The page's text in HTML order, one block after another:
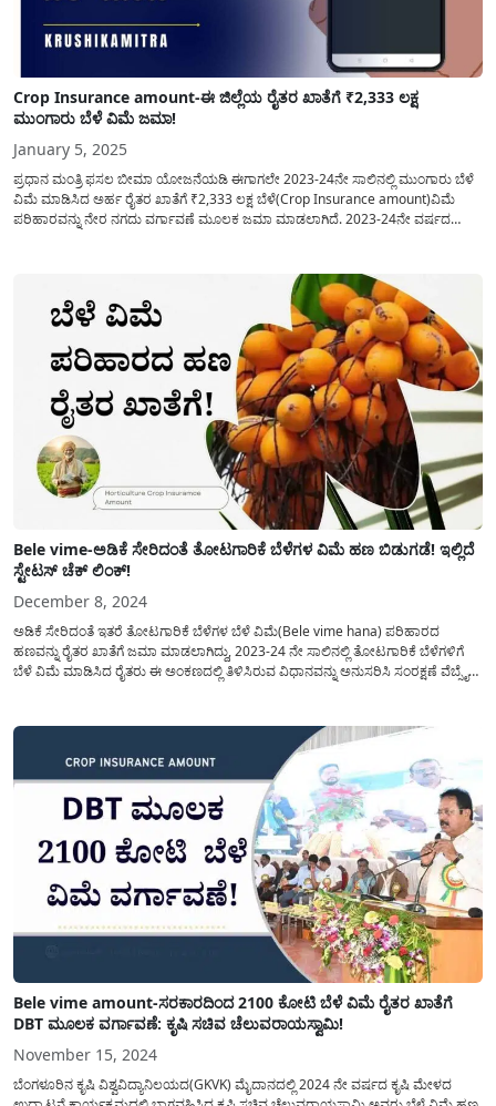
Crop Insurance amount-ಈ ಜಿಲ್ಲೆಯ ರೈತರ ಖಾತೆಗೆ ₹2,333 ಲಕ್ಷ
ಮುಂಗಾರು ಬೆಳೆ ವಿಮೆ ಜಮಾ!
January 5, 2025
ಪ್ರಧಾನ ಮಂತ್ರಿ ಫಸಲ ಬೀಮಾ ಯೋಜನೆಯಡಿ ಈಗಾಗಲೇ 2023-24ನೇ ಸಾಲಿನಲ್ಲಿ ಮುಂಗಾರು ಬೆಳೆ
ವಿಮೆ ಮಾಡಿಸಿದ ಅರ್ಹ ರೈತರ ಖಾತೆಗೆ ₹2,333 ಲಕ್ಷ ಬೆಳೆ(Crop Insurance amount)ವಿಮೆ
ಪರಿಹಾರವನ್ನು ನೇರ ನಗದು ವರ್ಗಾವಣೆ ಮೂಲಕ ಜಮಾ ಮಾಡಲಾಗಿದೆ. 2023-24ನೇ ವರ್ಷದ
Bele vime-ಅಡಿಕೆ ಸೇರಿದಂತೆ ತೋಟಗಾರಿಕೆ ಬೆಳೆಗಳ ವಿಮೆ ಹಣ ಬಿಡುಗಡೆ! ಇಲ್ಲಿದೆ
ಸ್ಟೇಟಸ್ ಚೆಕ್ ಲಿಂಕ್!
December 8, 2024
ಅಡಿಕೆ ಸೇರಿದಂತೆ ಇತರೆ ತೋಟಗಾರಿಕೆ ಬೆಳೆಗಳ ಬೆಳೆ ವಿಮೆ(Bele vime hana) ಪರಿಹಾರದ
ಹಣವನ್ನು ರೈತರ ಖಾತೆಗೆ ಜಮಾ ಮಾಡಲಾಗಿದ್ದು, 2023-24 ನೇ ಸಾಲಿನಲ್ಲಿ ತೋಟಗಾರಿಕೆ ಬೆಳೆಗಳಿಗೆ
ಬೆಳೆ ವಿಮೆ ಮಾಡಿಸಿದ ರೈತರು ಈ ಅಂಕಣದಲ್ಲಿ ತಿಳಿಸಿರುವ ವಿಧಾನವನ್ನು ಅನುಸರಿಸಿ ಸಂರಕ್ಷಣೆ ವೆಬ್ಸೈಟ್
Bele vime amount-ಸರಕಾರದಿಂದ 2100 ಕೋಟಿ ಬೆಳೆ ವಿಮೆ ರೈತರ ಖಾತೆಗೆ
DBT ಮೂಲಕ ವರ್ಗಾವಣೆ: ಕೃಷಿ ಸಚಿವ ಚೆಲುವರಾಯಸ್ವಾಮಿ!
November 15, 2024
ಬೆಂಗಳೂರಿನ ಕೃಷಿ ವಿಶ್ವವಿದ್ಯಾನಿಲಯದ(GKVK) ಮೈದಾನದಲ್ಲಿ 2024 ನೇ ವರ್ಷದ ಕೃಷಿ ಮೇಳದ